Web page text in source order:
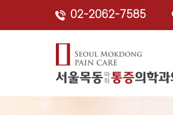
02-2062-7585